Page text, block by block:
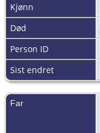
Kjønn
Død
Person ID
Sist endret
Far